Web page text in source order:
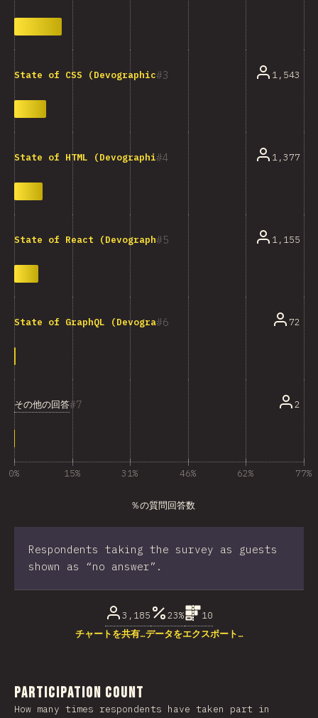
3
State of CSS (Devographics) 1,543
4
State of HTML (Devographics) 1,377
5
State of React (Devographics) 1,155
6
State of GraphQL (Devographics) 72
7
その他の回答 2
0% 15% 31% 46% 62% 77%
％の質問回答数
Respondents taking the survey as guests
shown as “no answer”.
3,185 23%
10
チャートを共有…データをエクスポート…
Participation Count
How many times respondents have taken part in